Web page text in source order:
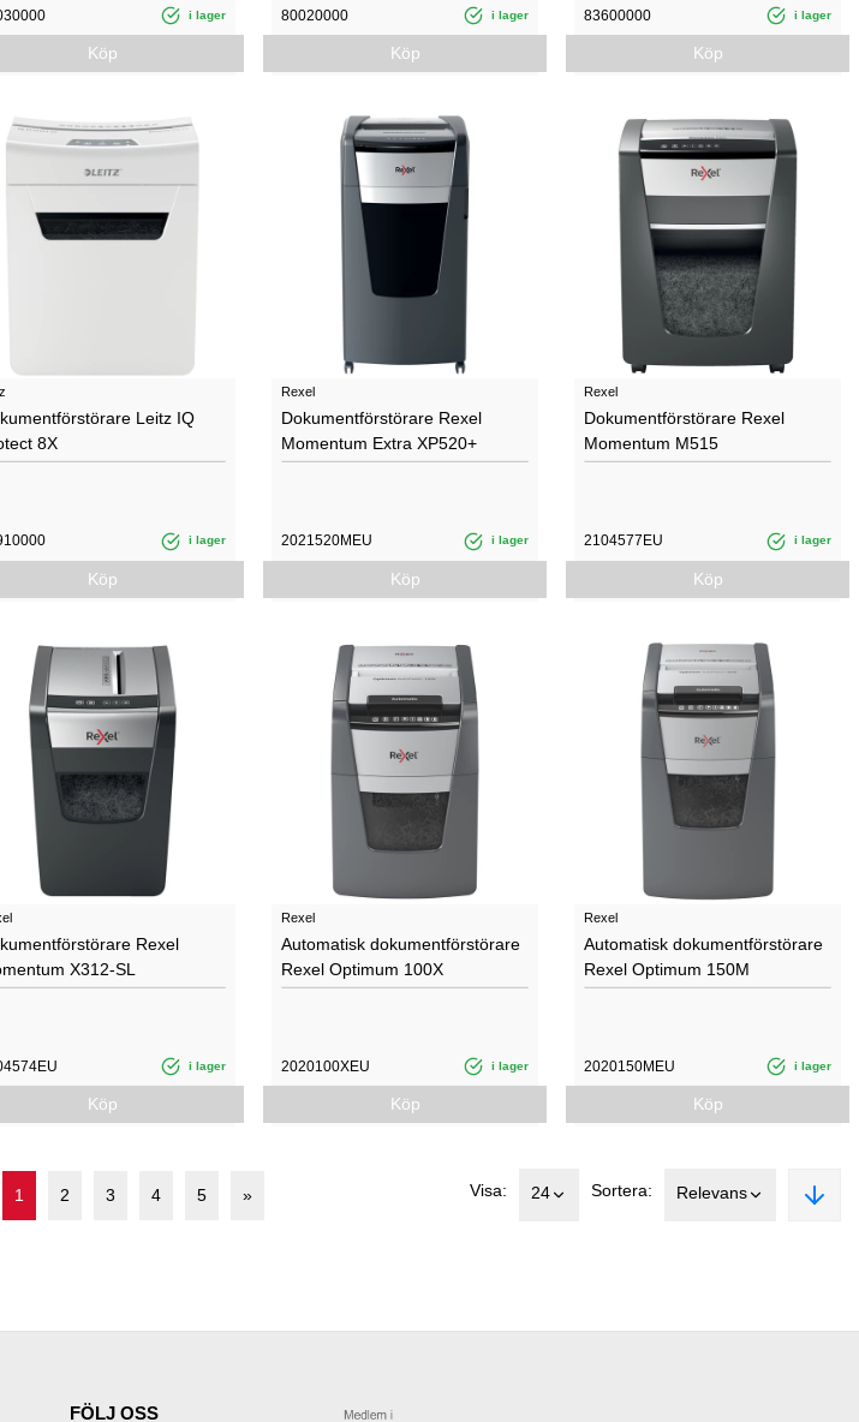
i lager
Köp
80020000 i lager
Köp
83600000 i lager
Köp
Leitz IQ
8X
i lager
Köp
Rexel
Dokumentförstörare Rexel
Momentum Extra XP520+
2021520MEU i lager
Köp
Rexel
Dokumentförstörare Rexel
Momentum M515
2104577EU i lager
Köp
Rexel
X312-SL
i lager
Köp
Rexel
Automatisk dokumentförstörare
Rexel Optimum 100X
2020100XEU i lager
Köp
Rexel
Automatisk dokumentförstörare
Rexel Optimum 150M
2020150MEU i lager
Köp
1 2 3 4 5 » Visa: 24 Sortera: Relevans
FÖLJ OSS